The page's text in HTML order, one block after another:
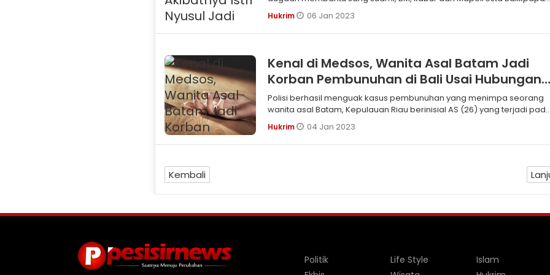
dengan memasok gergaji besi. Suaminya itu kabur bersama 10
tahanan Polresta Balikpapan dengan cara menggergaji teralis besi d
Hukrim 06 Jan 2023
Kenal di Medsos, Wanita Asal Batam Jadi
Korban Pembunuhan di Bali Usai Hubungan
Badan
Polisi berhasil menguak kasus pembunuhan yang menimpa seorang
wanita asal Batam, Kepulauan Riau berinisial AS (26) yang terjadi
malam tahun baru lalu.
Hukrim 04 Jan 2023
Kembali
Politik
Life Style
Islam